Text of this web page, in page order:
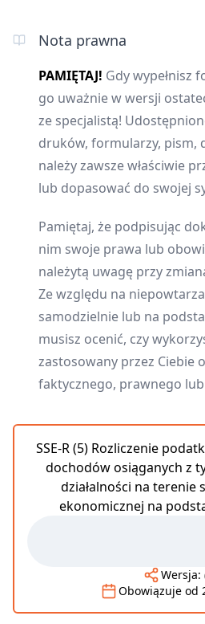
Nota prawna
PAMIĘTAJ! Gdy wypełnisz
go uważnie w wersji
ze specjalistą!
druków, formularzy, pism,
należy zawsze właściwie
lub dopasować do swojej
Pamiętaj, że podpisując
nim swoje prawa lub
należytą uwagę przy
Ze względu na
samodzielnie lub na
musisz ocenić, czy
zastosowany przez Ciebie
faktycznego, prawnego
SSE-R (5) Rozliczenie
dochodów osiąganych z
działalności na terenie
ekonomicznej na
Wersja:
Obowiązuje od